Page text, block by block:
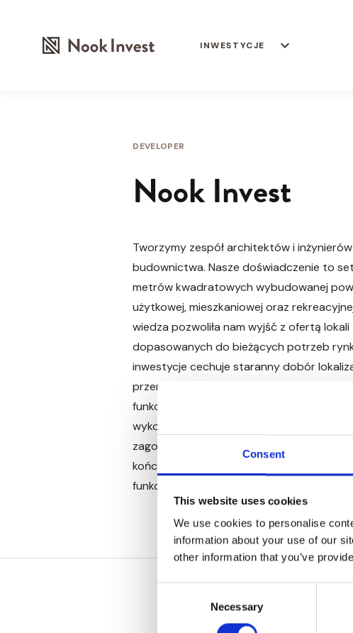
Consent
This website uses cookies
We use cookies to personalise
information about your use of our
other information that you’ve
Necessary
INWESTYCJE keyboard_arrow_down
DEVELOPER
Nook Invest
Tworzymy zespół architektów i
budownictwa. Nasze doświadczenie to
metrów kwadratowych wybudowanej
użytkowej, mieszkaniowej oraz
wiedza pozwoliła nam wyjść z ofertą lokali
dopasowanych do bieżących potrzeb
inwestycje cechuje staranny dobór
przemyślany pod względem ekonomicznym
funkcjonalnym projekt budowlany oraz
wykończenia. Wysoki nacisk kładziemy
zagospodarowanie terenu wokół
końcowym, oddajemy Państwu do użytku w
funkcjonalne miejsce do życia.